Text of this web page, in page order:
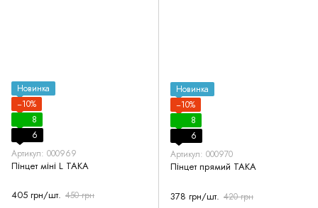
Новинка
−10%
8
6
Артикул: 000969
Пінцет міні L ТАКА
405 грн/шт. 450 грн
Новинка
−10%
8
6
Артикул: 000970
Пінцет прямий ТАКА
378 грн/шт. 420 грн